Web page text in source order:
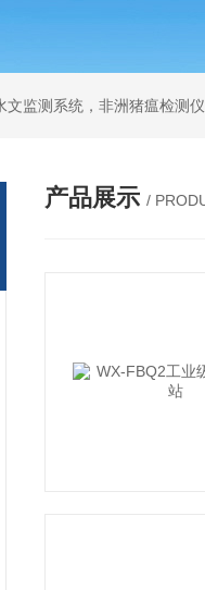
监测系统，非洲猪瘟检测
产品展示 /